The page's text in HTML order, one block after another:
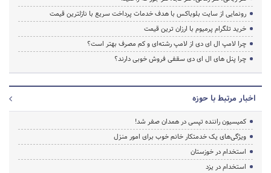
رونمایی از سایت بلوباکس با هدف خدمات پرداخت سریع با نازلترین قیمت
خرید تلگرام پرمیوم با ارزان ترین قیمت
چرا لامپ ال ای دی از لامپ رشته‌ای و کم مصرف بهتر است؟
چرا پنل های ال ای دی سقفی فروش خوبی دارند؟
اخبار مرتبط با حوزه
کمیسیون راننده تپسی در همدان صفر شد!
ویژگی‌های یک خدمتکار خانم خوب برای امور منزل
استخدام در خوزستان
استخدام در یزد